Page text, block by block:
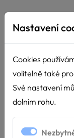
Detail
Chata
Místo:
Nastavení
Cookies
volitelně také
Své nastavení
dolním rohu.